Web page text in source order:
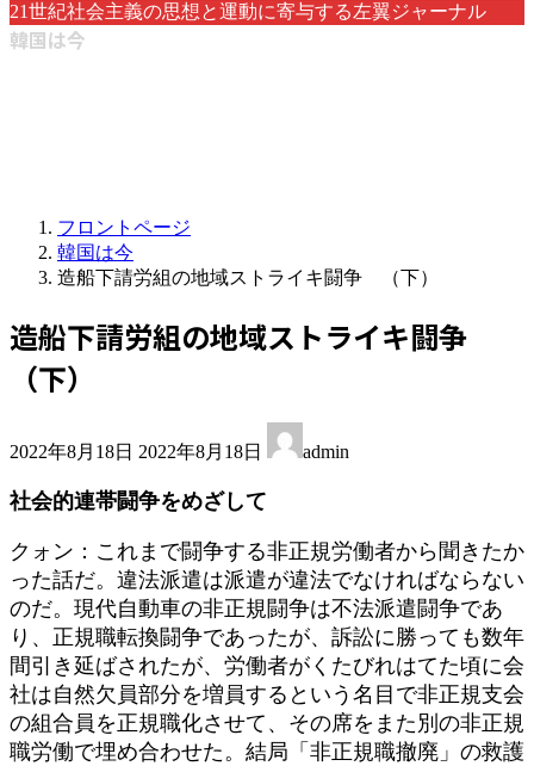
21世紀社会主義の思想と運動に寄与する左翼ジャーナル
韓国は今
フロントページ
韓国は今
造船下請労組の地域ストライキ闘争 （下）
造船下請労組の地域ストライキ闘争
（下）
2022年8月18日 終
新
時
:
2022年8月18日 admin
社会的連帯闘争をめざして
クォン：これまで闘争する非正規労働者から聞きたか
った話だ。違法派遣は派遣が違法でなければならない
のだ。現代自動車の非正規闘争は不法派遣闘争であ
り、正規職転換闘争であったが、訴訟に勝っても数年
間引き延ばされたが、労働者がくたびれはてた頃に会
社は自然欠員部分を増員するという名目で非正規支会
の組合員を正規職化させて、その席をまた別の非正規
職労働で埋め合わせた。結局「非正規職撤廃」の救護